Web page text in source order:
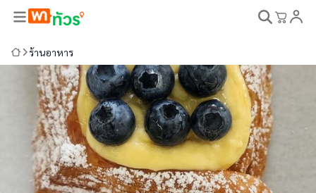
ร้านอาหาร